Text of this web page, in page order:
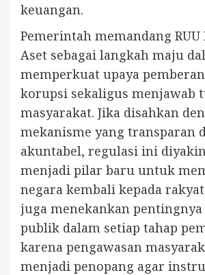
keuangan.
Pemerintah memandang RUU
Aset sebagai langkah maju
memperkuat upaya
korupsi sekaligus menjawab
masyarakat. Jika disahkan
mekanisme yang transparan
akuntabel, regulasi ini
menjadi pilar baru untuk
negara kembali kepada
juga menekankan
publik dalam setiap tahap
karena pengawasan
menjadi penopang agar